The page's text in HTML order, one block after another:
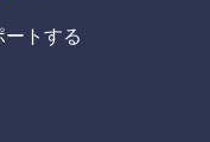
トする